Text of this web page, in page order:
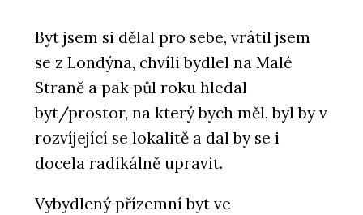
Byt jsem si dělal pro sebe, vrátil jsem
se z Londýna, chvíli bydlel na Malé
Straně a pak půl roku hledal
byt/prostor, na který bych měl, byl by v
rozvíjející se lokalitě a dal by se i
docela radikálně upravit.
Vybydlený přízemní byt ve